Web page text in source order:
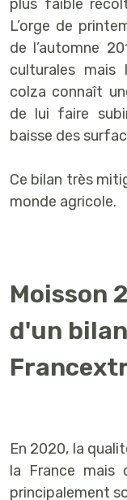
plus faible
L’orge de
de l’automne
culturales mais
colza connaît
de lui faire
baisse des
Ce bilan très
monde agricole.
Moisson
d'un
En 2020, la
la France mais
principalement